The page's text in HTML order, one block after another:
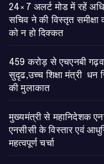
24×7 अलर्ट मोड में रहें
सचिव ने की विस्तृत
को न हो दिक्कत
459 करोड़ से एचएनबी
सुदृढ,उच्च शिक्षा मंत्री धन
की मुलाकात
मुख्यमंत्री से महानिदेशक
एनसीसी के विस्तार एवं
महत्वपूर्ण चर्चा